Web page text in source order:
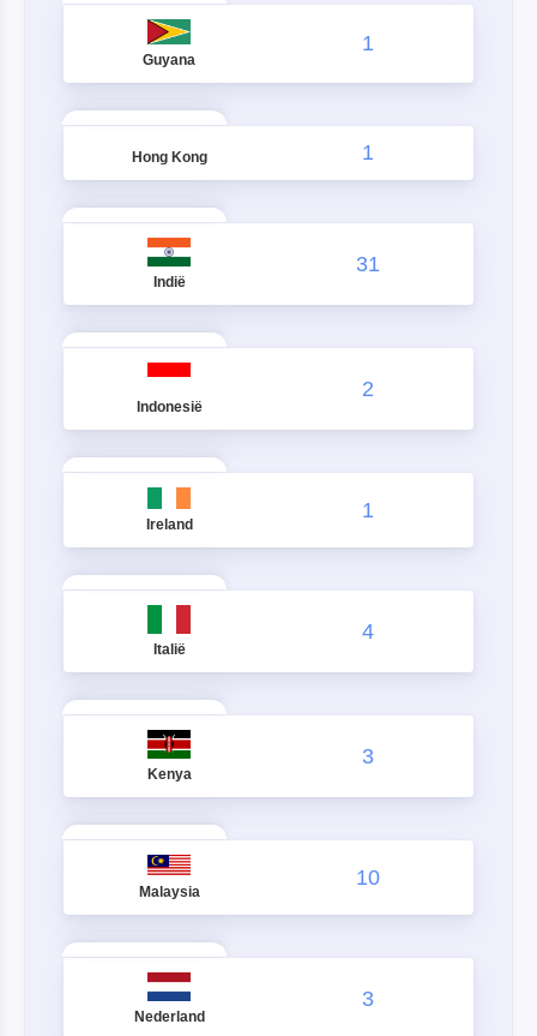
Guyana
1
Hong Kong 1
Indië
31
Indonesië
2
Ireland
1
Italië
4
Kenya
3
Malaysia
10
Nederland
3